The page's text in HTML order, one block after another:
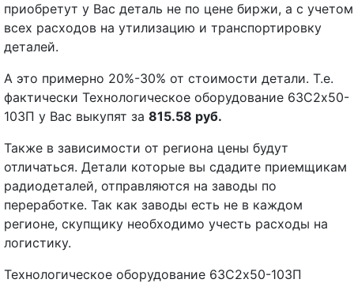
приобретут у Вас деталь не по цене биржи, а с учетом
всех расходов на утилизацию и транспортировку
деталей.
А это примерно 20%-30% от стоимости детали. Т.е.
фактически Технологическое оборудование 63С2х50-
103П у Вас выкупят за 815.58 руб.
Также в зависимости от региона цены будут
отличаться. Детали которые вы сдадите приемщикам
радиодеталей, отправляются на заводы по
переработке. Так как заводы есть не в каждом
регионе, скупщику необходимо учесть расходы на
логистику.
Технологическое оборудование 63С2х50-103П